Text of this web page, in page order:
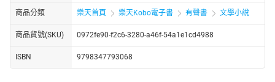
人物关系和故事线路，在作者的妙笔之下变得清晰易懂，又不失原
理。这不仅仅是一本小说，更是一次心灵与智慧的奇妙之旅，等待
着每一位热爱文学、渴望新鲜体验的你来探索。
商品分類 樂天首頁 樂天Kobo電子書 有聲書 文學小說
商品貨號(SKU) 0972fe90-f2c6-3280-a46f-54a1e1cd4988
ISBN 9798347793068